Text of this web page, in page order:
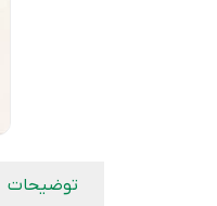
توضیحات